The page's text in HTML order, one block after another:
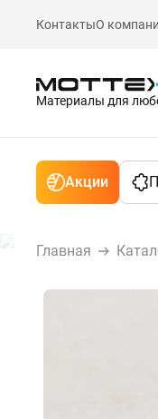
КонтактыО
Материалы для
Акции
Главная